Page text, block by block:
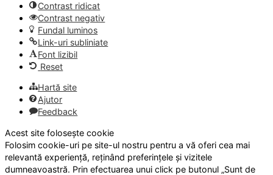
Contrast ridicat
Contrast negativ
Fundal luminos
Link-uri subliniate
Font lizibil
Reset
Hartă site
Ajutor
Feedback
Acest site folosește cookie
Folosim cookie-uri pe site-ul nostru pentru a vă oferi cea mai
relevantă experiență, reținând preferințele și vizitele
dumneavoastră. Prin efectuarea unui click pe butonul „Sunt de